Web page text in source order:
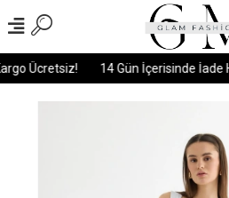
Ücretsiz! 14 Gün İçerisinde İade